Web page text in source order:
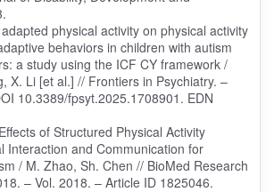
physical activity on physical activity
behaviors in children with autism
a study using the ICF CY framework /
X. Li [et al.] // Frontiers in Psychiatry. –
10.3389/fpsyt.2025.1708901. EDN
of Structured Physical Activity
Interaction and Communication for
/ M. Zhao, Sh. Chen // BioMed Research
– Vol. 2018. – Article ID 1825046.